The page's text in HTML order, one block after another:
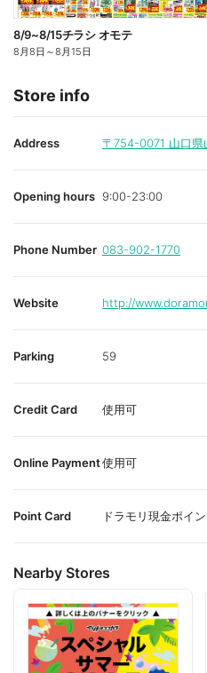
8/9~8/15チラシ オモテ
8月8日 ～8月15日
Store info
Address 〒754-0071 山口
Opening hours 9:00-23:00
Phone Number 083-902-1770
Website http://
Parking 59
Credit Card 使用可
Online Payment使用可
Point Card ドラモリ現金ポイ
Nearby Stores